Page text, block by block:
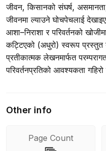
जीवन, किसानको संघर्ष,
जीवनमा ल्याउने घोचपेचलाई
आशा–निराशा र परिवर्तनको
कट्टिएको (अधुरो) स्वरूप प्रस्तुत
प्रतीकात्मक लेखनमार्फत
परिवर्तनप्रतिको आवश्यकता
Other info
Page Count